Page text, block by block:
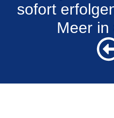
sofort
Meer in